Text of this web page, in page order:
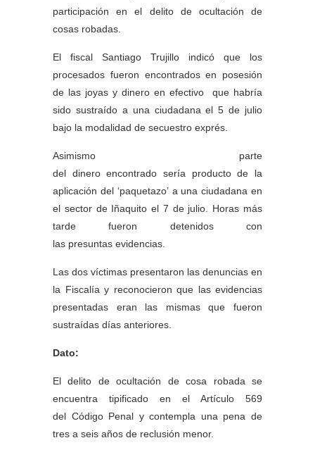
participación en el delito de ocultación de
cosas robadas.
El fiscal Santiago Trujillo indicó que los
procesados fueron encontrados en posesión
de las joyas y dinero en efectivo que habría
sido sustraído a una ciudadana el 5 de julio
bajo la modalidad de secuestro exprés.
Asimismo parte
del dinero encontrado sería producto de la
aplicación del ‘paquetazo’ a una ciudadana en
el sector de Iñaquito el 7 de julio. Horas más
tarde fueron detenidos con
las presuntas evidencias.
Las dos víctimas presentaron las denuncias en
la Fiscalía y reconocieron que las evidencias
presentadas eran las mismas que fueron
sustraídas días anteriores.
Dato:
El delito de ocultación de cosa robada se
encuentra tipificado en el Artículo 569
del Código Penal y contempla una pena de
tres a seis años de reclusión menor.